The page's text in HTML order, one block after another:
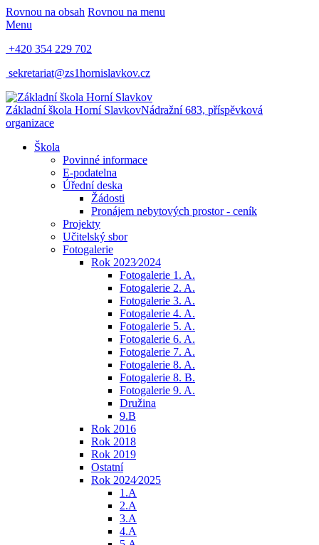
Rovnou na obsah Rovnou na menu
Menu
+420 354 229 702
sekretariat@zs1hornislavkov.cz
Základní škola Horní SlavkovNádražní 683, příspěvková
organizace
Škola
Povinné informace
E-podatelna
Úřední deska
Žádosti
Pronájem nebytových prostor - ceník
Projekty
Učitelský sbor
Fotogalerie
Rok 2023⁄2024
Fotogalerie 1. A.
Fotogalerie 2. A.
Fotogalerie 3. A.
Fotogalerie 4. A.
Fotogalerie 5. A.
Fotogalerie 6. A.
Fotogalerie 7. A.
Fotogalerie 8. A.
Fotogalerie 8. B.
Fotogalerie 9. A.
Družina
9.B
Rok 2016
Rok 2018
Rok 2019
Ostatní
Rok 2024⁄2025
1.A
2.A
3.A
4.A